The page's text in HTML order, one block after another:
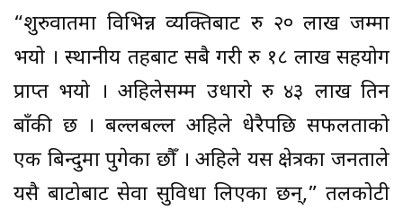
“शुरुवातमा विभिन्न व्यक्तिबाट रु २० लाख जम्मा
भयो । स्थानीय तहबाट सबै गरी रु १८ लाख सहयोग
प्राप्त भयो । अहिलेसम्म उधारो रु ४३ लाख तिर्न
बाँकी छ । बल्लबल्ल अहिले धेरैपछि सफलताको
एक बिन्दुमा पुगेका छौँ । अहिले यस क्षेत्रका जनताले
यसै बाटोबाट सेवा सुविधा लिएका छन्,” तलकोटी